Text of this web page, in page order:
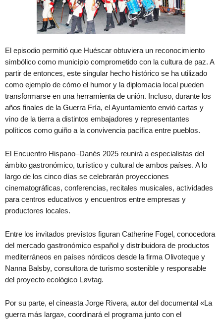
El episodio permitió que Huéscar obtuviera un reconocimiento
simbólico como municipio comprometido con la cultura de paz. A
partir de entonces, este singular hecho histórico se ha utilizado
como ejemplo de cómo el humor y la diplomacia local pueden
transformarse en una herramienta de unión. Incluso, durante los
años finales de la Guerra Fría, el Ayuntamiento envió cartas y
vino de la tierra a distintos embajadores y representantes
políticos como guiño a la convivencia pacífica entre pueblos.
El Encuentro Hispano–Danés 2025 reunirá a especialistas del
ámbito gastronómico, turístico y cultural de ambos países. A lo
largo de los cinco días se celebrarán proyecciones
cinematográficas, conferencias, recitales musicales, actividades
para centros educativos y encuentros entre empresas y
productores locales.
Entre los invitados previstos figuran Catherine Fogel, conocedora
del mercado gastronómico español y distribuidora de productos
mediterráneos en países nórdicos desde la firma Olivoteque y
Nanna Balsby, consultora de turismo sostenible y responsable
del proyecto ecológico Løvtag.
Por su parte, el cineasta Jorge Rivera, autor del documental «La
guerra más larga», coordinará el programa junto con el